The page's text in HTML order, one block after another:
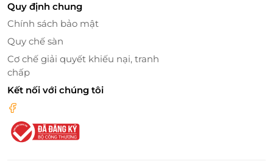
Quy định chung
Chính sách bảo mật
Quy chế sàn
Cơ chế giải quyết khiếu nại, tranh
chấp
Kết nối với chúng tôi